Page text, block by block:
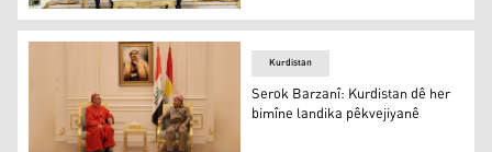
Nêçîrvan Barzanî û Ehmed Şera
Kurdistan
Serok Barzanî: Kurdistan dê her
bimîne landika pêkvejiyanê